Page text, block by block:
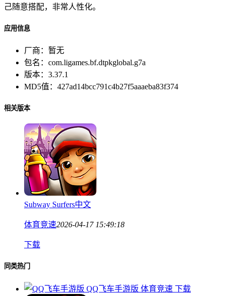
己随意搭配，非常人性化。
应用信息
厂商： 暂无
包名： com.ligames.bf.dtpkglobal.g7a
版本： 3.37.1
MD5值： 427ad14bcc791c4b27f5aaaeba83f374
相关版本
Subway Surfers中文
体育竞速2026-04-17 15:49:18
下载
同类热门
QQ飞车手游版 体育竞速 下载